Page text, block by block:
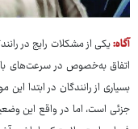
آگاه:یکی از مشکلات رایج در
اتفاق به‌خصوص در سرعت‌های
بسیاری از رانندگان در ابتدا
جزئی است، اما در واقع این